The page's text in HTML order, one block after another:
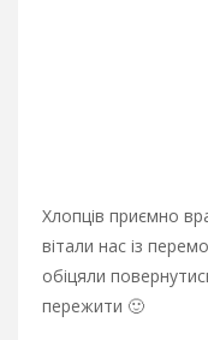
Хлопців приємно
вітали нас із
обіцяли
пережити 🙂